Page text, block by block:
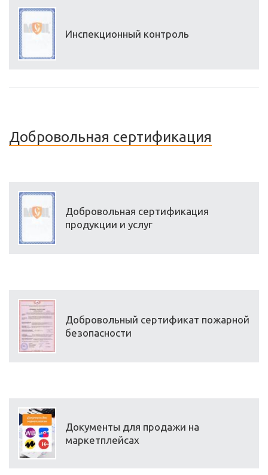
Инспекционный контроль
Добровольная сертификация
Добровольная сертификация
продукции и услуг
Добровольный сертификат пожарной
безопасности
Документы для продажи на
маркетплейсах